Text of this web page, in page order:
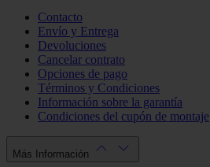
Contacto
Envío y Entrega
Devoluciones
Cancelar contrato
Opciones de pago
Términos y Condiciones
Información sobre la garantía
Condiciones del cupón de montaje
Más Información